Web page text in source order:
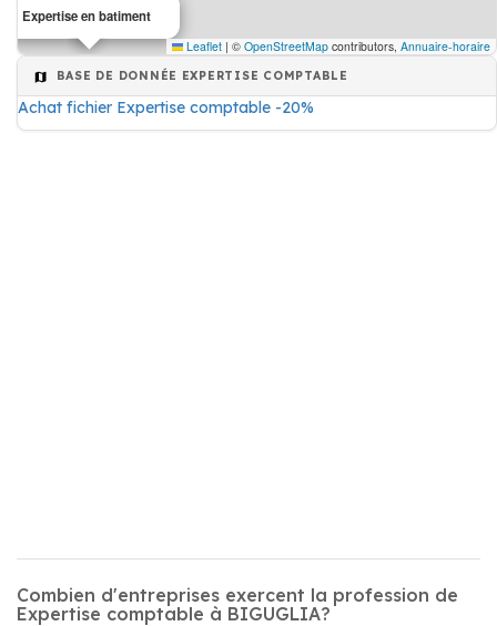
Expertise en batiment
Leaflet | © OpenStreetMap contributors, Annuaire-horaire
BASE DE DONNÉE EXPERTISE COMPTABLE
Achat fichier Expertise comptable -20%
Combien d'entreprises exercent la profession de
Expertise comptable à BIGUGLIA?